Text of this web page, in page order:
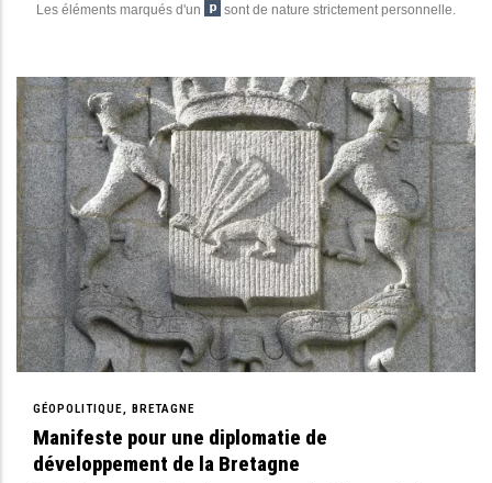
Les éléments marqués d'un sont de nature strictement personnelle.
GÉOPOLITIQUE BRETAGNE
Manifeste pour une diplomatie de
développement de la Bretagne